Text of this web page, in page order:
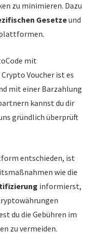
zu minimieren. Dazu
Gesetzeund
mit
Voucher ist es
mit einer Barzahlung
kannst du dir
gründlich überprüft
entschieden, ist
wie die
informierst,
du die Gebühren im
zu vermeiden.